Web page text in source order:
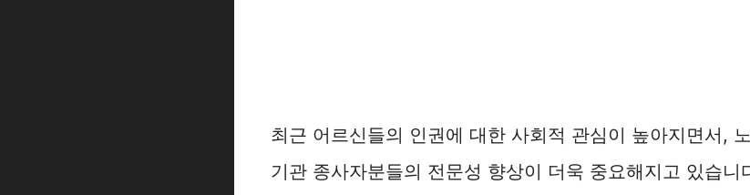
최근 어르신들의 인권에 대한 사회적 관심이 높아지면서,
기관 종사자분들의 전문성 향상이 더욱 중요해지고 있습니